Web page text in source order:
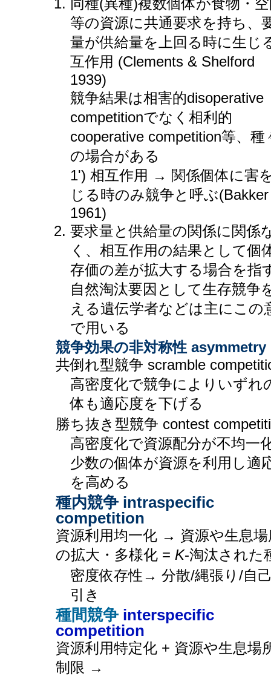
同種(異種)複数個体が食物・
等の資源に共通要求を持ち、
量が供給量を上回る時に生じ
互作用 (Clements & Shelford
1939)
競争結果は相害的disoperative
competitionでなく相利的
cooperative competition等、種
の場合がある
1') 相互作用 → 関係個体に害
じる時のみ競争と呼ぶ(Bakker
1961)
要求量と供給量の関係に関係
く、相互作用の結果として個
存価の差が拡大する場合を指
自然淘汰要因として生存競争
える遺伝学者などは主にこの
で用いる
競争効果の非対称性 asymmetry
共倒れ型競争 scramble
高密度化で競争によりいずれ
体も適応度を下げる
勝ち抜き型競争 contest
高密度化で資源配分が不均一
少数の個体が資源を利用し適
を高める
種内競争 intraspecific
competition
資源利用均一化 → 資源や生息場
の拡大・多様化 = K-淘汰された
密度依存性→ 分散/縄張り/自
引き
種間競争 interspecific
competition
資源利用特定化 + 資源や生息場
制限 →